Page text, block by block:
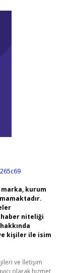
kurum
niteliği
kişiler ile isim
ve İletişim
olarak hizmet